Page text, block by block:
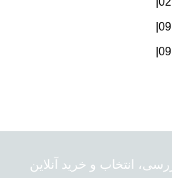
انتخاب و خرید آنلاین